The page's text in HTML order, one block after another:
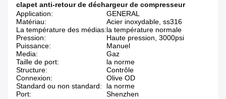
clapet anti-retour de déchargeur de compresseur
Application:
GENERAL
Matériau:
Acier inoxydable, ss316
La température des médias:la température normale
Pression:
Haute pression, 3000psi
Puissance:
Manuel
Media:
Gaz
Taille de port:
la norme
Structure:
Contrôle
Connexion:
Olive OD
Standard ou non standard:
la norme
Port:
Shenzhen